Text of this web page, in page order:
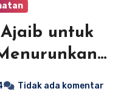
untuk
Kelapa di
Tidak ada komentar